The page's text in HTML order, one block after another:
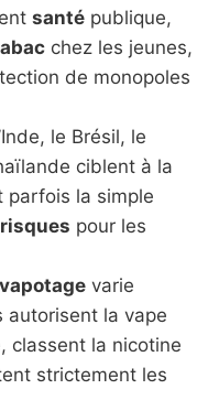
santé publique,
chez les jeunes,
de monopoles
le Brésil, le
ciblent à la
parfois la simple
risques pour les
vapotage varie
autorisent la vape
classent la nicotine
strictement les